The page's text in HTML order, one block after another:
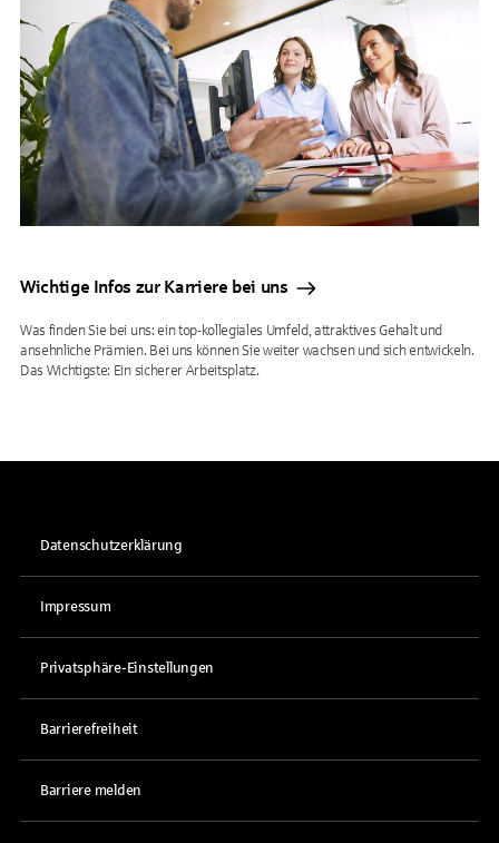
Wichtige Infos zur Karriere bei uns
Was finden Sie bei uns: ein top-kollegiales Umfeld, attraktives Gehalt und
ansehnliche Prämien. Bei uns können Sie weiter wachsen und sich entwickeln.
Das Wichtigste: Ein sicherer Arbeitsplatz.
Datenschutzerklärung
Impressum
Privatsphäre-Einstellungen
Barrierefreiheit
Barriere melden